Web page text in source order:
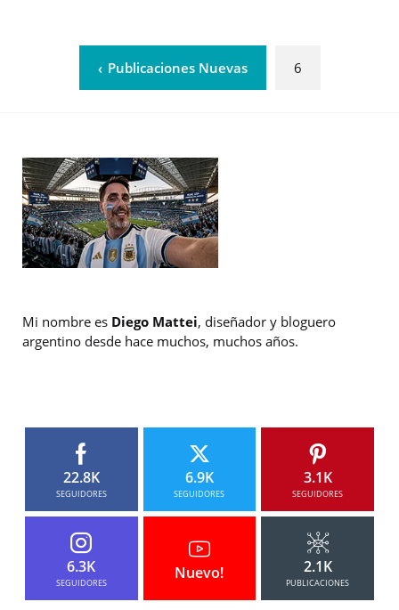
Publicaciones Nuevas 6
Mi nombre es Diego Mattei, diseñador y bloguero
argentino desde hace muchos, muchos años.
22.8K
SEGUIDORES
6.9K
SEGUIDORES
3.1K
SEGUIDORES
6.3K
SEGUIDORES
Nuevo! 2.1K
PUBLICACIONES